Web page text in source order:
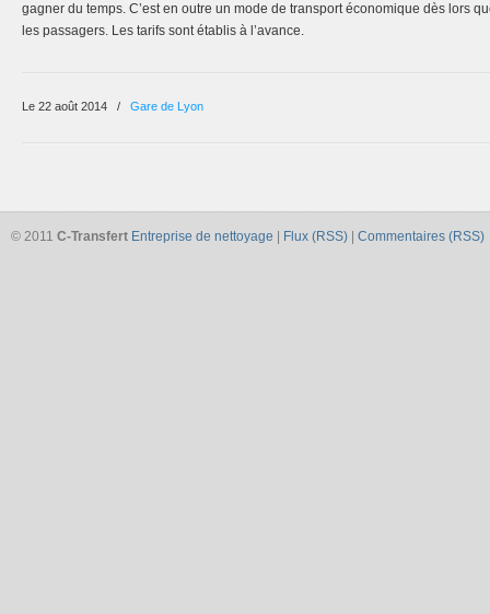
gagner du temps. C’est en outre un mode de transport économique dès lors
les passagers. Les tarifs sont établis à l’avance.
Le 22 août 2014 / Gare de Lyon
© 2011 C-Transfert Entreprise de nettoyage Flux (RSS) Commentaires (RSS)